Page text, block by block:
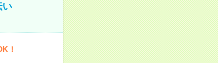
い
！